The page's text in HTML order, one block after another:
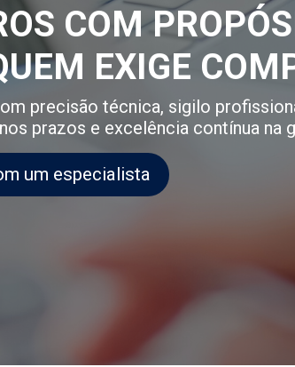
COM
EXIGE
precisão técnica, sigilo
prazos e excelência contínua na
um especialista